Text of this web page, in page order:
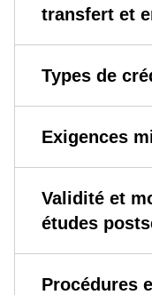
transfert et
Types de
Exigences
Validité et
études
Procédures